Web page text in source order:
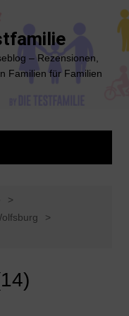
– Rezensionen,
Familien für Familien